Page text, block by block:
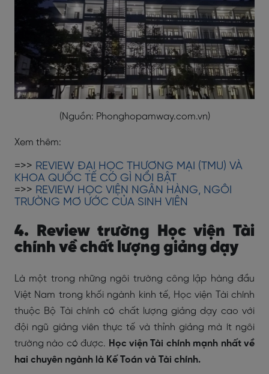
(Nguồn: Phonghopamway.com.vn)
Xem thêm:
=>> REVIEW ĐẠI HỌC THƯƠNG MẠI (TMU) VÀ
KHOA QUỐC TẾ CÓ GÌ NỔI BẬT
=>> REVIEW HỌC VIỆN NGÂN HÀNG, NGÔI
TRƯỜNG MƠ ƯỚC CỦA SINH VIÊN
4. Review trường Học viện Tài
chính về chất lượng giảng dạy
Là một trong những ngôi trường công lập hàng đầu
Việt Nam trong khối ngành kinh tế, Học viện Tài chính
thuộc Bộ Tài chính có chất lượng giảng dạy cao với
đội ngũ giảng viên thực tế và thỉnh giảng mà ít ngôi
trường nào có được. Học viện Tài chính mạnh nhất về
hai chuyên ngành là Kế Toán và Tài chính.